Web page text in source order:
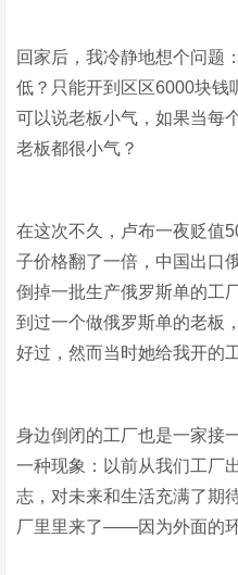
回家后，我冷静地想个问题
低？只能开到区区6000块钱
可以说老板小气，如果当每
老板都很小气？
在这次不久，卢布一夜贬值
子价格翻了一倍，中国出口
倒掉一批生产俄罗斯单的工
到过一个做俄罗斯单的老板
好过，然而当时她给我开的
身边倒闭的工厂也是一家接
一种现象：以前从我们工厂
志，对未来和生活充满了期
厂里里来了——因为外面的环